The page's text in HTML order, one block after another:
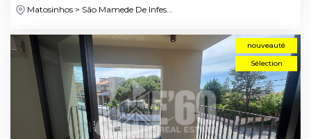
Matosinhos > São Mamede De Infes...
nouveauté
Sélection